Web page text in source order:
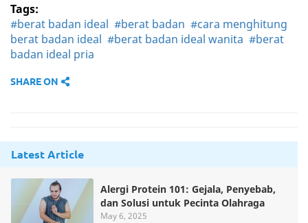
Tags:
#berat badan ideal #berat badan #cara menghitung
berat badan ideal #berat badan ideal wanita #berat
badan ideal pria
SHARE ON
Latest Article
Alergi Protein 101: Gejala, Penyebab,
dan Solusi untuk Pecinta Olahraga
May 6, 2025